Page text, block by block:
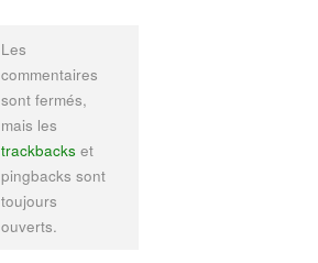
Les
commentaires
sont fermés,
mais les
trackbacks et
pingbacks sont
toujours
ouverts.